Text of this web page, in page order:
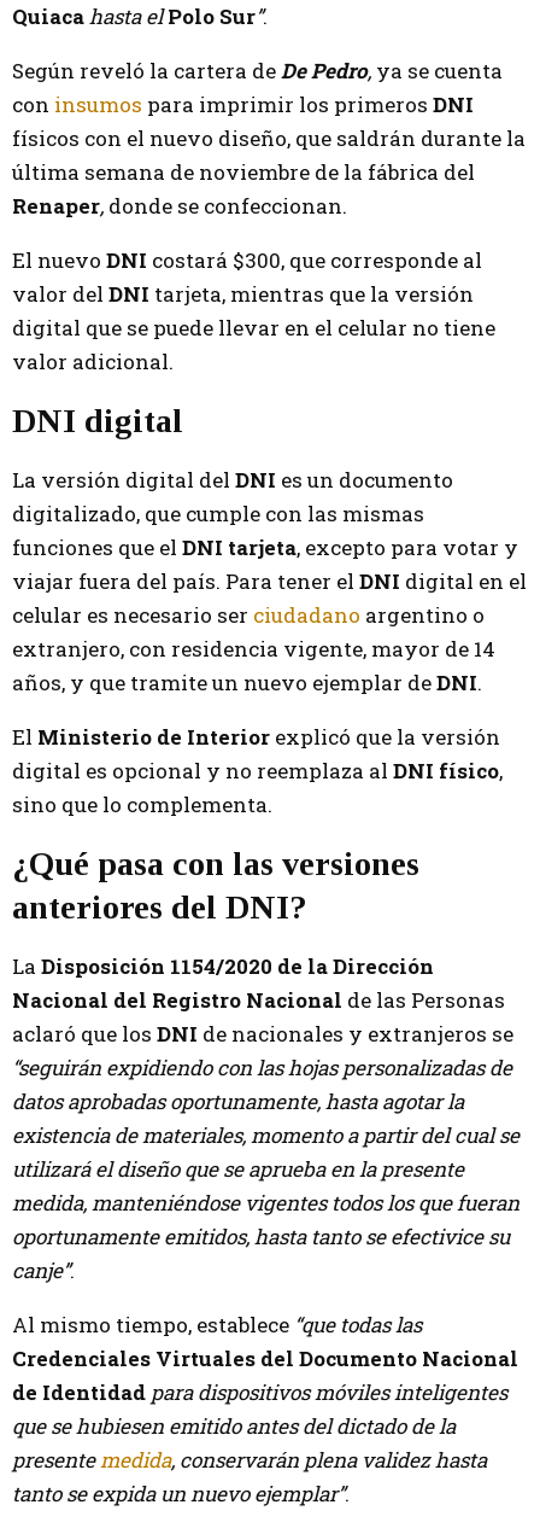
Quiaca hasta elPolo Sur”.
Según reveló la cartera deDe Pedro, ya se cuenta
con insumos para imprimir los primeros DNI
físicos con el nuevo diseño, que saldrán durante la
última semana de noviembre de la fábrica del
Renaper, donde se confeccionan.
El nuevo DNI costará $300, que corresponde al
valor del DNI tarjeta, mientras que la versión
digital que se puede llevar en el celular no tiene
valor adicional.
DNI digital
La versión digital del DNI es un documento
digitalizado, que cumple con las mismas
funciones que el DNI tarjeta, excepto para votar y
viajar fuera del país. Para tener el DNI digital en el
celular es necesario ser ciudadano argentino o
extranjero, con residencia vigente, mayor de 14
años, y que tramite un nuevo ejemplar deDNI.
El Ministerio de Interior explicó que la versión
digital es opcional y no reemplaza al DNI físico,
sino que lo complementa.
¿Qué pasa con las versiones
anteriores del DNI?
La Disposición 1154/2020 de la Dirección
Nacional del Registro Nacional de las Personas
aclaró que los DNI de nacionales y extranjeros se
“seguirán expidiendo con las hojas personalizadas de
datos aprobadas oportunamente, hasta agotar la
existencia de materiales, momento a partir del cual se
utilizará el diseño que se aprueba en la presente
medida, manteniéndose vigentes todos los que fueran
oportunamente emitidos, hasta tanto se efectivice su
canje”.
Al mismo tiempo, establece “que todas las
Credenciales Virtuales del Documento Nacional
de Identidad para dispositivos móviles inteligentes
que se hubiesen emitido antes del dictado de la
presentemedida, conservarán plena validez hasta
tanto se expida un nuevo ejemplar”.